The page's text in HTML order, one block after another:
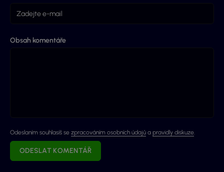
Obsah komentáře
Odeslaním souhlasíš se zpracováním osobních údajů a pravidly diskuze.
ODESLAT KOMENTÁŘ